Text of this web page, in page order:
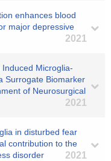
enhances blood
major depressive
2021
Microglia-
Surrogate Biomarker
of Neurosurgical
2021
in disturbed fear
contribution to the
disorder
2021